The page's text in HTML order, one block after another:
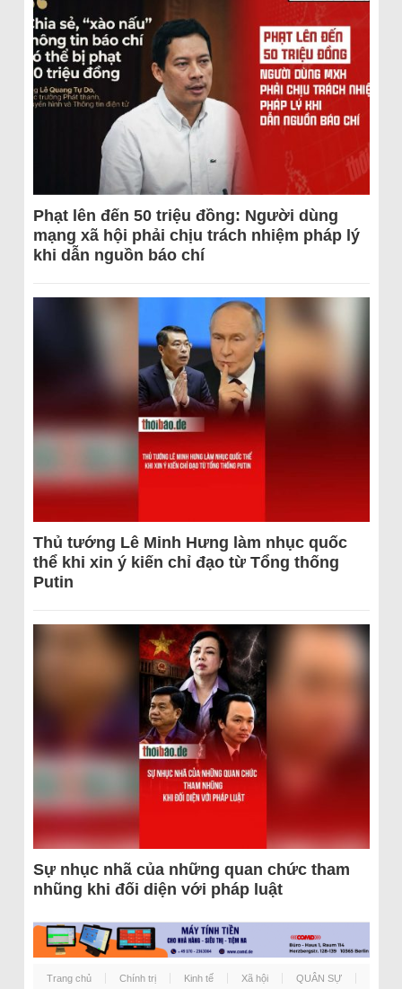
Phạt lên đến 50 triệu đồng: Người dùng
mạng xã hội phải chịu trách nhiệm pháp lý
khi dẫn nguồn báo chí
Thủ tướng Lê Minh Hưng làm nhục quốc
thể khi xin ý kiến chỉ đạo từ Tổng thống
Putin
Sự nhục nhã của những quan chức tham
nhũng khi đối diện với pháp luật
Trang chủ Chính trị Kinh tế Xã hội QUÂN SỰ